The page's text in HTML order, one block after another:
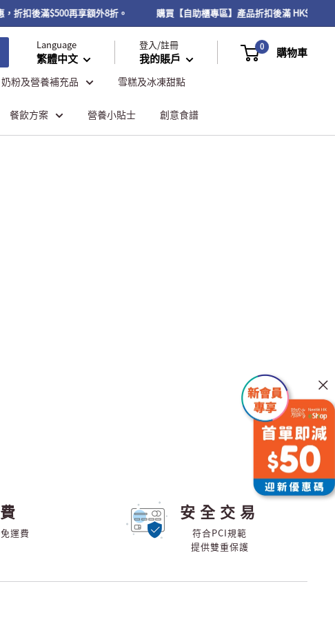
折扣後滿$500再享額外8折。 購買【自助櫃專區】產品折扣後滿 HK$300
Language
繁體中文
登入/註冊
我的賬戶
0 購物車
奶粉及營養補充品 雪糕及冰凍甜點
餐飲方案 營養小貼士 創意食譜
運費
安全交易
符合PCI規範
提供雙重保護